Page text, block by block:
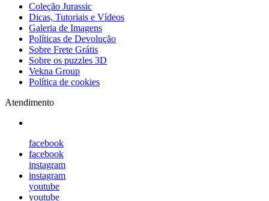
Coleção Jurassic
Dicas, Tutoriais e Vídeos
Galeria de Imagens
Políticas de Devolução
Sobre Frete Grátis
Sobre os puzzles 3D
Vekna Group
Política de cookies
Atendimento
facebook
facebook
instagram
instagram
youtube
youtube